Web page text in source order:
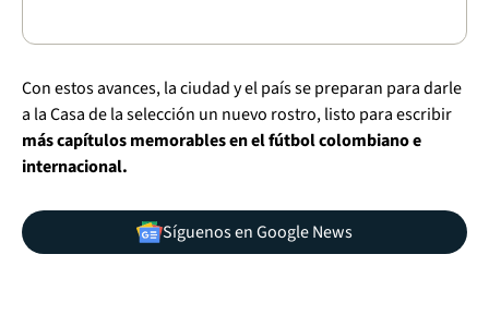
Con estos avances, la ciudad y el país se preparan para darle
a la Casa de la selección un nuevo rostro, listo para escribir
más capítulos memorables en el fútbol colombiano e
internacional.
Síguenos en Google News